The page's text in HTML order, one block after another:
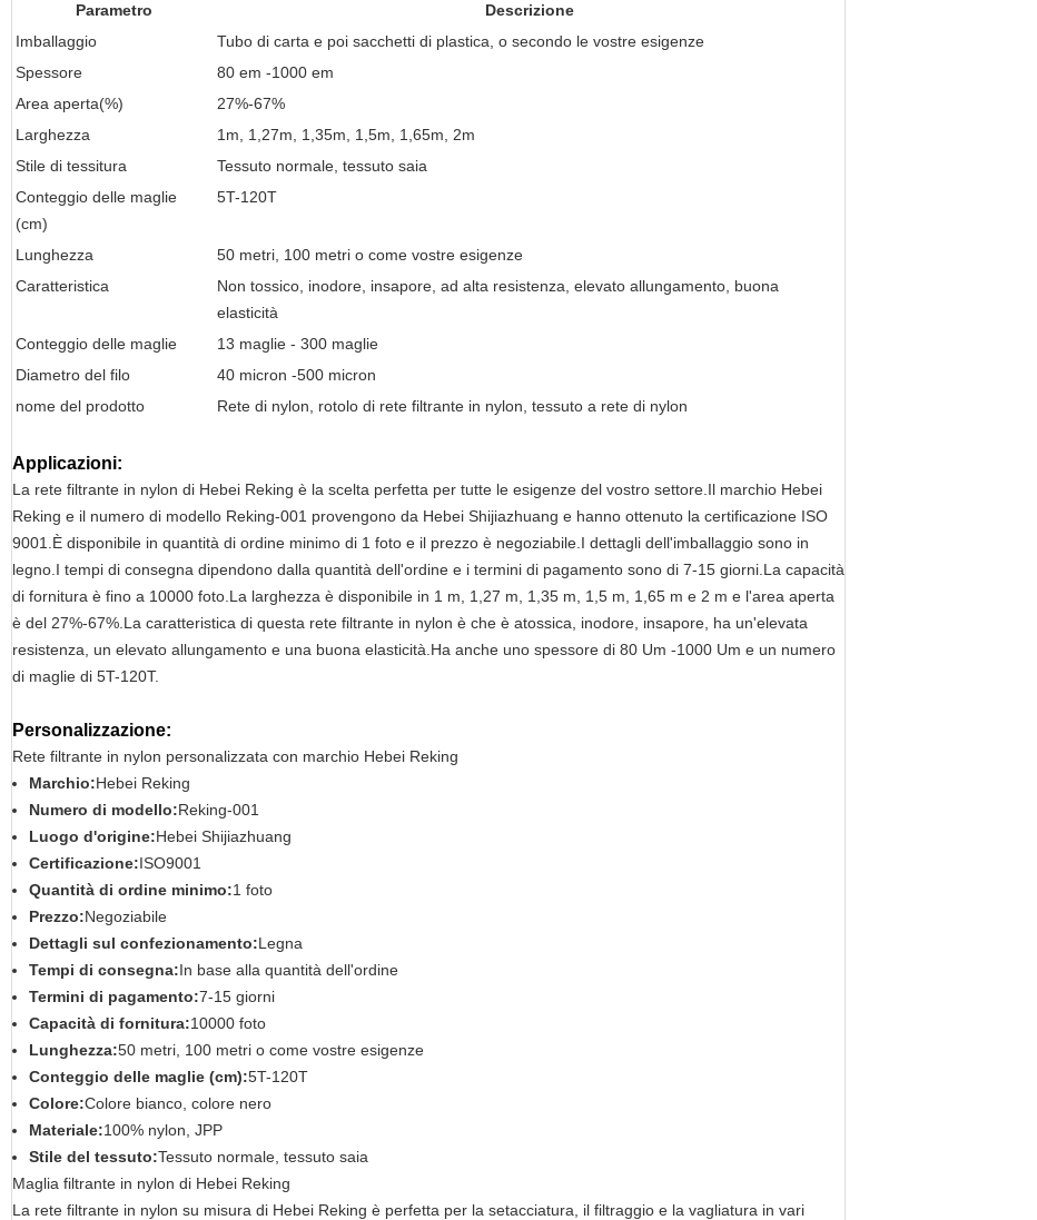
Parametro
Descrizione
Imballaggio
Tubo di carta e poi sacchetti di plastica, o secondo le vostre esigenze
Spessore
80 em -1000 em
Area aperta(%)
27%-67%
Larghezza
1m, 1,27m, 1,35m, 1,5m, 1,65m, 2m
Stile di tessitura
Tessuto normale, tessuto saia
Conteggio delle maglie
(cm)
5T-120T
Lunghezza
50 metri, 100 metri o come vostre esigenze
Caratteristica
Non tossico, inodore, insapore, ad alta resistenza, elevato allungamento, buona
elasticità
Conteggio delle maglie
13 maglie - 300 maglie
Diametro del filo
40 micron -500 micron
nome del prodotto
Rete di nylon, rotolo di rete filtrante in nylon, tessuto a rete di nylon
Applicazioni:
La rete filtrante in nylon di Hebei Reking è la scelta perfetta per tutte le esigenze del vostro settore.Il marchio Hebei
Reking e il numero di modello Reking-001 provengono da Hebei Shijiazhuang e hanno ottenuto la certificazione ISO
9001.È disponibile in quantità di ordine minimo di 1 foto e il prezzo è negoziabile.I dettagli dell'imballaggio sono in
legno.I tempi di consegna dipendono dalla quantità dell'ordine e i termini di pagamento sono di 7-15 giorni.La capacità
di fornitura è fino a 10000 foto.La larghezza è disponibile in 1 m, 1,27 m, 1,35 m, 1,5 m, 1,65 m e 2 m e l'area aperta
è del 27%-67%.La caratteristica di questa rete filtrante in nylon è che è atossica, inodore, insapore, ha un'elevata
resistenza, un elevato allungamento e una buona elasticità.Ha anche uno spessore di 80 Um -1000 Um e un numero
di maglie di 5T-120T.
Personalizzazione:
Rete filtrante in nylon personalizzata con marchio Hebei Reking
Marchio:Hebei Reking
Numero di modello:Reking-001
Luogo d'origine:Hebei Shijiazhuang
Certificazione:ISO9001
Quantità di ordine minimo:1 foto
Prezzo:Negoziabile
Dettagli sul confezionamento:Legna
Tempi di consegna:In base alla quantità dell'ordine
Termini di pagamento:7-15 giorni
Capacità di fornitura:10000 foto
Lunghezza:50 metri, 100 metri o come vostre esigenze
Conteggio delle maglie (cm):5T-120T
Colore:Colore bianco, colore nero
Materiale:100% nylon, JPP
Stile del tessuto:Tessuto normale, tessuto saia
Maglia filtrante in nylon di Hebei Reking
La rete filtrante in nylon su misura di Hebei Reking è perfetta per la setacciatura, il filtraggio e la vagliatura in vari